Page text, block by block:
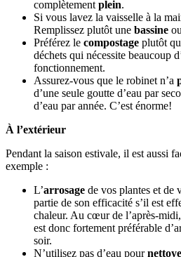
complètement plein.
Si vous lavez la vaisselle à la
Remplissez plutôt une bassine
Préférez le compostage plutôt
déchets qui nécessite beaucoup
fonctionnement.
Assurez-vous que le robinet n’a
d’une seule goutte d’eau par
d’eau par année. C’est énorme!
À l’extérieur
Pendant la saison estivale, il est aussi
exemple :
L’arrosage de vos plantes et de
partie de son efficacité s’il est
chaleur. Au cœur de l’après-
est donc fortement préférable
soir.
N’utilisez pas d’eau pour